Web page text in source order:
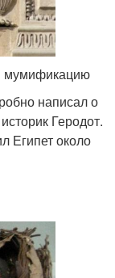
мумификацию
написал о
Геродот.
Египет около